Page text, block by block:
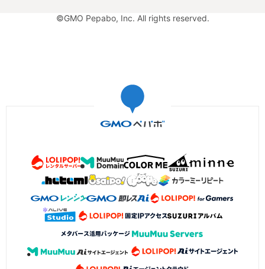
©GMO Pepabo, Inc. All rights reserved.